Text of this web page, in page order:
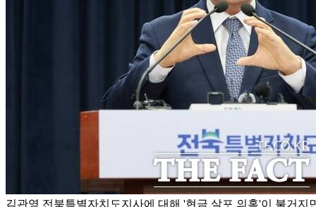
김관영 전북특별자치도지사에 대해 '현금 살포 의혹'이 불거지